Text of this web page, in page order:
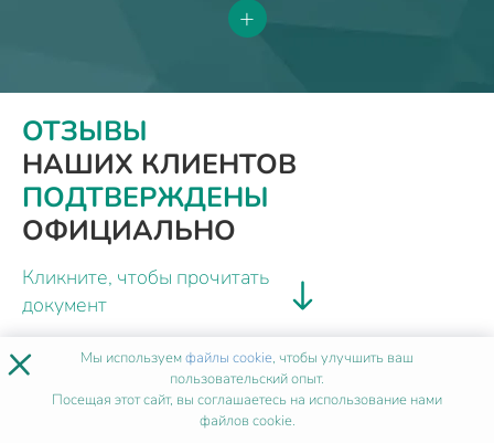
+
ОТЗЫВЫ
НАШИХ КЛИЕНТОВ
ПОДТВЕРЖДЕНЫ
ОФИЦИАЛЬНО
Кликните, чтобы прочитать
документ
× Мы используемфайлы cookie, чтобы улучшить ваш
пользовательский опыт.
Посещая этот сайт, вы соглашаетесь на использование нами
файлов cookie.